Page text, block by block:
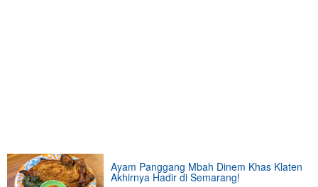
Ayam Panggang Mbah Dinem Khas Klaten
Akhirnya Hadir di Semarang!